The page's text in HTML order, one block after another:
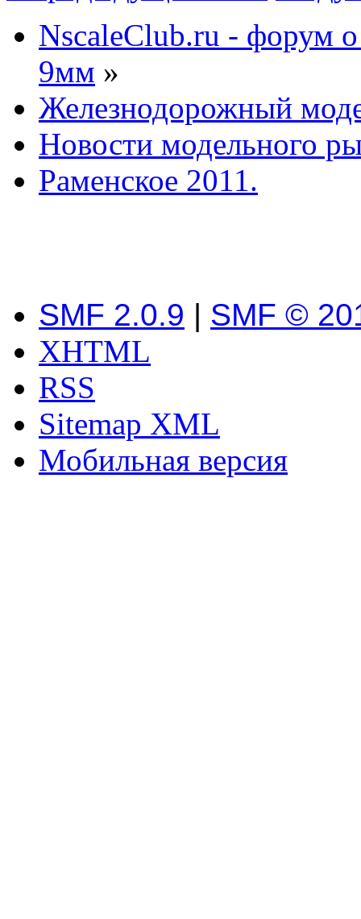
NscaleClub.ru - форум
9мм »
Железнодорожный
Новости модельного
Раменское 2011.
SMF 2.0.9 | SMF ©
XHTML
RSS
Sitemap XML
Мобильная версия